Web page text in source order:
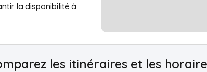
la disponibilité à
les itinéraires et les